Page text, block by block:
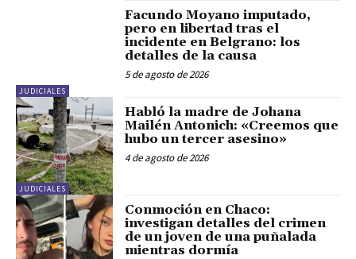
JUDICIALES
Facundo Moyano imputado,
pero en libertad tras el
incidente en Belgrano: los
detalles de la causa
5 de agosto de 2026
JUDICIALES
Habló la madre de Johana
Mailén Antonich: «Creemos que
hubo un tercer asesino»
4 de agosto de 2026
Conmoción en Chaco:
investigan detalles del crimen
de un joven de una puñalada
mientras dormía